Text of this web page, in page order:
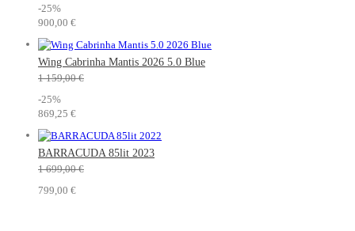
-25%
900,00 €
Wing Cabrinha Mantis 2026 5.0 Blue
1 159,00 €
-25%
869,25 €
BARRACUDA 85lit 2023
1 699,00 €
799,00 €